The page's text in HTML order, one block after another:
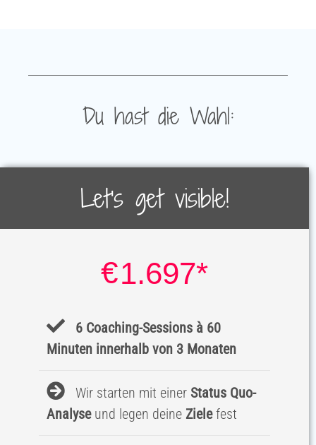
Du hast die Wahl:
Let's get visible!
€1.697*
6 Coaching-Sessions à 60
Minuten innerhalb von 3 Monaten
Wir starten mit einer Status Quo-
Analyseund legen deine Zielefest